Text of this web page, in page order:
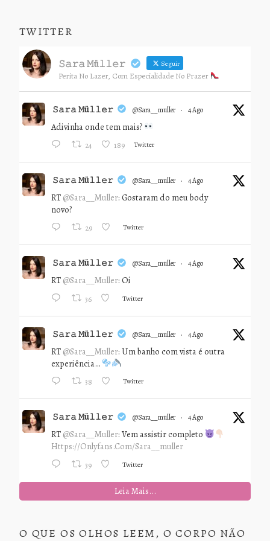
TWITTER
𝚂𝚊𝚛𝚊 𝙼ü𝚕𝚕𝚎𝚛 Seguir
Perita No Lazer, Com Especialidade No Prazer
𝚂𝚊𝚛𝚊 𝙼ü𝚕𝚕𝚎𝚛 @sara__muller · 4 Ago
Adivinha onde tem mais?
24 189 Twitter
𝚂𝚊𝚛𝚊 𝙼ü𝚕𝚕𝚎𝚛 @sara__muller · 4 Ago
RT @Sara__Muller: Gostaram do meu body
novo?
29 Twitter
𝚂𝚊𝚛𝚊 𝙼ü𝚕𝚕𝚎𝚛 @sara__muller · 4 Ago
RT @Sara__Muller: Oi
36 Twitter
𝚂𝚊𝚛𝚊 𝙼ü𝚕𝚕𝚎𝚛 @sara__muller · 4 Ago
RT @Sara__Muller: Um banho com vista é outra
experiência…
38 Twitter
𝚂𝚊𝚛𝚊 𝙼ü𝚕𝚕𝚎𝚛 @sara__muller · 4 Ago
RT @Sara__Muller: Vem assistir completo
Https://onlyfans.com/sara__muller
39 Twitter
Leia Mais...
O QUE OS OLHOS LEEM, O CORPO NÃO